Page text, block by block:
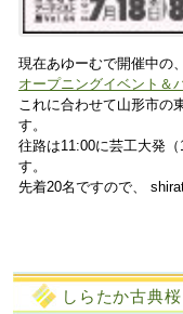
現在あゆーむで開催中の、
オープニングイベント＆
これに合わせて山形市の
す。
往路は11:00に芸工大発
す。
先着20名ですので、
しらたか古典